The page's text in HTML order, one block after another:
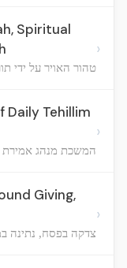
Spiritual
טהור האויר על ידי
›
Tehillim
המשכת מנהג אמירת
›
Giving,
צדקה בפסח, נתינה
›